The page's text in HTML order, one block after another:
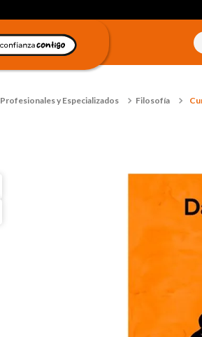
Profesionales y Especializados Filosofía